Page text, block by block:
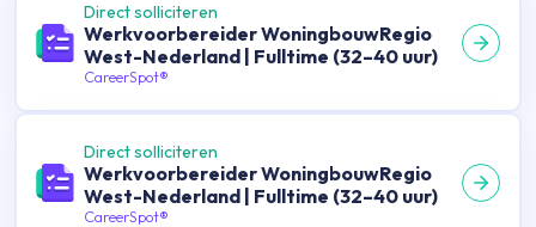
Direct solliciteren
Werkvoorbereider WoningbouwRegio
West-Nederland | Fulltime (32–40 uur)
CareerSpot®
Direct solliciteren
Werkvoorbereider WoningbouwRegio
West-Nederland | Fulltime (32–40 uur)
CareerSpot®